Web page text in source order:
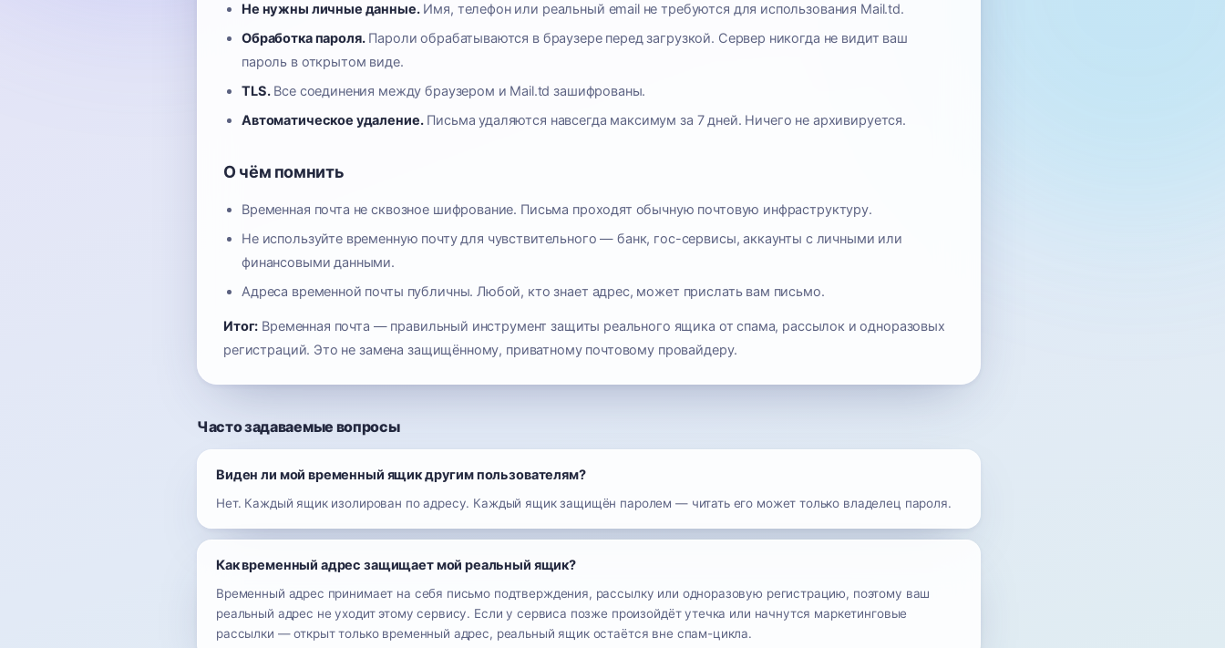
Не нужны личные данные.Имя, телефон или реальный email не требуются для использования Mail.td.
Обработка пароля.Пароли обрабатываются в браузере перед загрузкой. Сервер никогда не видит ваш
пароль в открытом виде.
TLS.Все соединения между браузером и Mail.td зашифрованы.
Автоматическое удаление.Письма удаляются навсегда максимум за 7 дней. Ничего не архивируется.
О чём помнить
Временная почта не сквозное шифрование. Письма проходят обычную почтовую инфраструктуру.
Не используйте временную почту для чувствительного — банк, гос-сервисы, аккаунты с личными или
финансовыми данными.
Адреса временной почты публичны. Любой, кто знает адрес, может прислать вам письмо.
Итог: Временная почта — правильный инструмент защиты реального ящика от спама, рассылок и одноразовых
регистраций. Это не замена защищённому, приватному почтовому провайдеру.
Часто задаваемые вопросы
Виден ли мой временный ящик другим пользователям?
Нет. Каждый ящик изолирован по адресу. Каждый ящик защищён паролем — читать его может только владелец пароля.
Как временный адрес защищает мой реальный ящик?
Временный адрес принимает на себя письмо подтверждения, рассылку или одноразовую регистрацию, поэтому ваш
реальный адрес не уходит этому сервису. Если у сервиса позже произойдёт утечка или начнутся маркетинговые
рассылки — открыт только временный адрес, реальный ящик остаётся вне спам-цикла.